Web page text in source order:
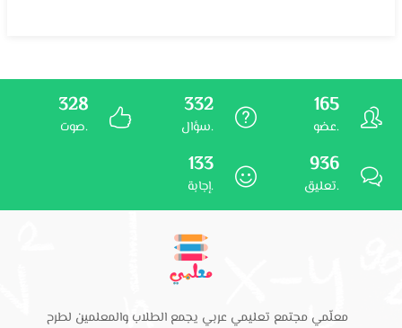
165
عضو.
332
سؤال.
328
صوت.
936
تعليق.
133
إجابة.
معلّمي مجتمع تعليمي عربي يجمع الطلاب والمعلمين لطرح